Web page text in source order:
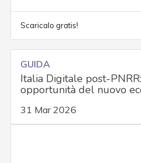
Scaricalo gratis!
GUIDA
Italia Digitale post-
opportunità del nuovo
31 Mar 2026